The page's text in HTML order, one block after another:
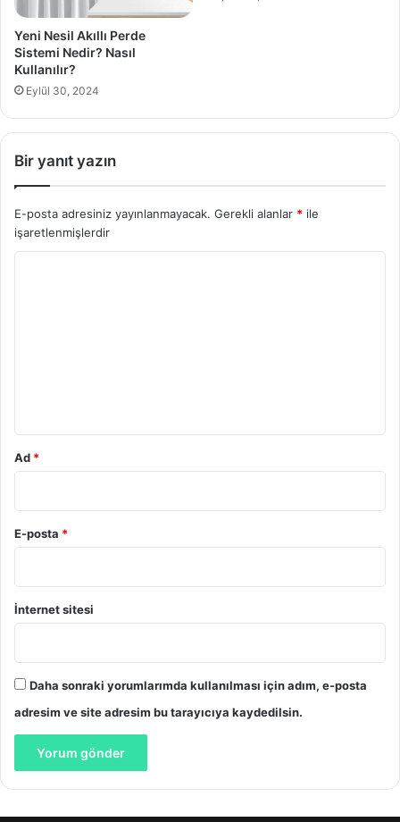
Yeni Nesil Akıllı Perde
Sistemi Nedir? Nasıl
Kullanılır?
Eylül 30, 2024
Bir yanıt yazın
E-posta adresiniz yayınlanmayacak. Gerekli alanlar * ile
işaretlenmişlerdir
Ad *
E-posta *
İnternet sitesi
Daha sonraki yorumlarımda kullanılması için adım, e-posta
adresim ve site adresim bu tarayıcıya kaydedilsin.